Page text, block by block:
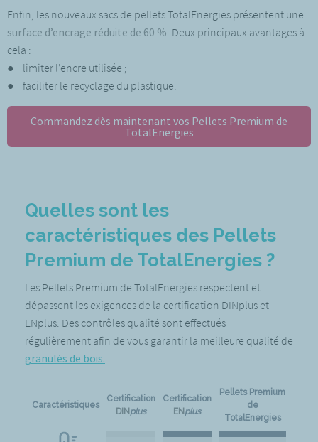
Enfin, les nouveaux sacs de pellets TotalEnergies présentent une
surface d’encrage réduite de 60 %. Deux principaux avantages à
cela :
● limiter l’encre utilisée ;
● faciliter le recyclage du plastique.
Commandez dès maintenant vos Pellets Premium de
TotalEnergies
Quelles sont les
caractéristiques des Pellets
Premium de TotalEnergies ?
Les Pellets Premium de TotalEnergies respectent et
dépassent les exigences de la certification DINplus et
ENplus. Des contrôles qualité sont effectués
régulièrement afin de vous garantir la meilleure qualité de
granulés de bois.
Caractéristiques
Certification
DIN plus
Certification
EN plus
Pellets Premium
de
TotalEnergies